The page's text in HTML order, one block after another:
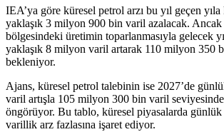
IEA’ya göre küresel petrol arzı bu yıl geçen
yaklaşık 3 milyon 900 bin varil azalacak.
bölgesindeki üretimin toparlanmasıyla gelecek
yaklaşık 8 milyon varil artarak 110 milyon 350
bekleniyor.
Ajans, küresel petrol talebinin ise 2027’de
varil artışla 105 milyon 300 bin varil
öngörüyor. Bu tablo, küresel piyasalarda
varillik arz fazlasına işaret ediyor.